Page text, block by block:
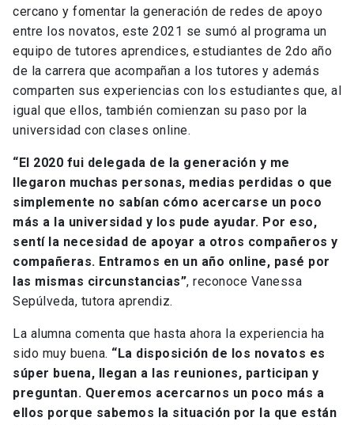
cercano y fomentar la generación de redes de apoyo
entre los novatos, este 2021 se sumó al programa un
equipo de tutores aprendices, estudiantes de 2do año
de la carrera que acompañan a los tutores y además
comparten sus experiencias con los estudiantes que, al
igual que ellos, también comienzan su paso por la
universidad con clases online.
“El 2020 fui delegada de la generación y me
llegaron muchas personas, medias perdidas o que
simplemente no sabían cómo acercarse un poco
más a la universidad y los pude ayudar. Por eso,
sentí la necesidad de apoyar a otros compañeros y
compañeras. Entramos en un año online, pasé por
las mismas circunstancias”, reconoce Vanessa
Sepúlveda, tutora aprendiz.
La alumna comenta que hasta ahora la experiencia ha
sido muy buena. “La disposición de los novatos es
súper buena, llegan a las reuniones, participan y
preguntan. Queremos acercarnos un poco más a
ellos porque sabemos la situación por la que están